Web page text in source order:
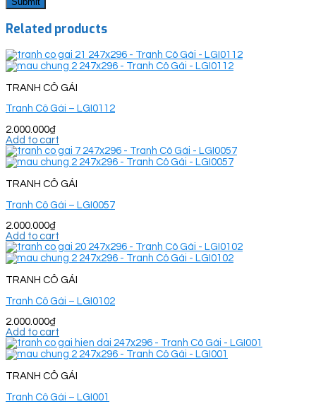
Related products
TRANH CÔ GÁI
Tranh Cô Gái – LGI0112
2.000.000₫
Add to cart
TRANH CÔ GÁI
Tranh Cô Gái – LGI0057
2.000.000₫
Add to cart
TRANH CÔ GÁI
Tranh Cô Gái – LGI0102
2.000.000₫
Add to cart
TRANH CÔ GÁI
Tranh Cô Gái – LGI001